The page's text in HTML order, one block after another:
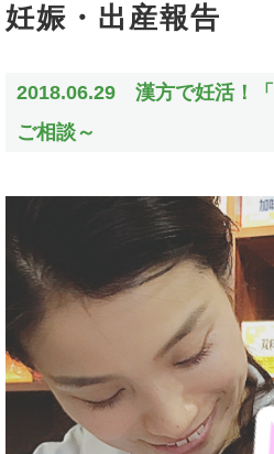
妊娠・出産報告
2018.06.29 漢方で妊活！
ご相談～